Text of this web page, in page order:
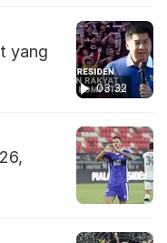
03:32
yang